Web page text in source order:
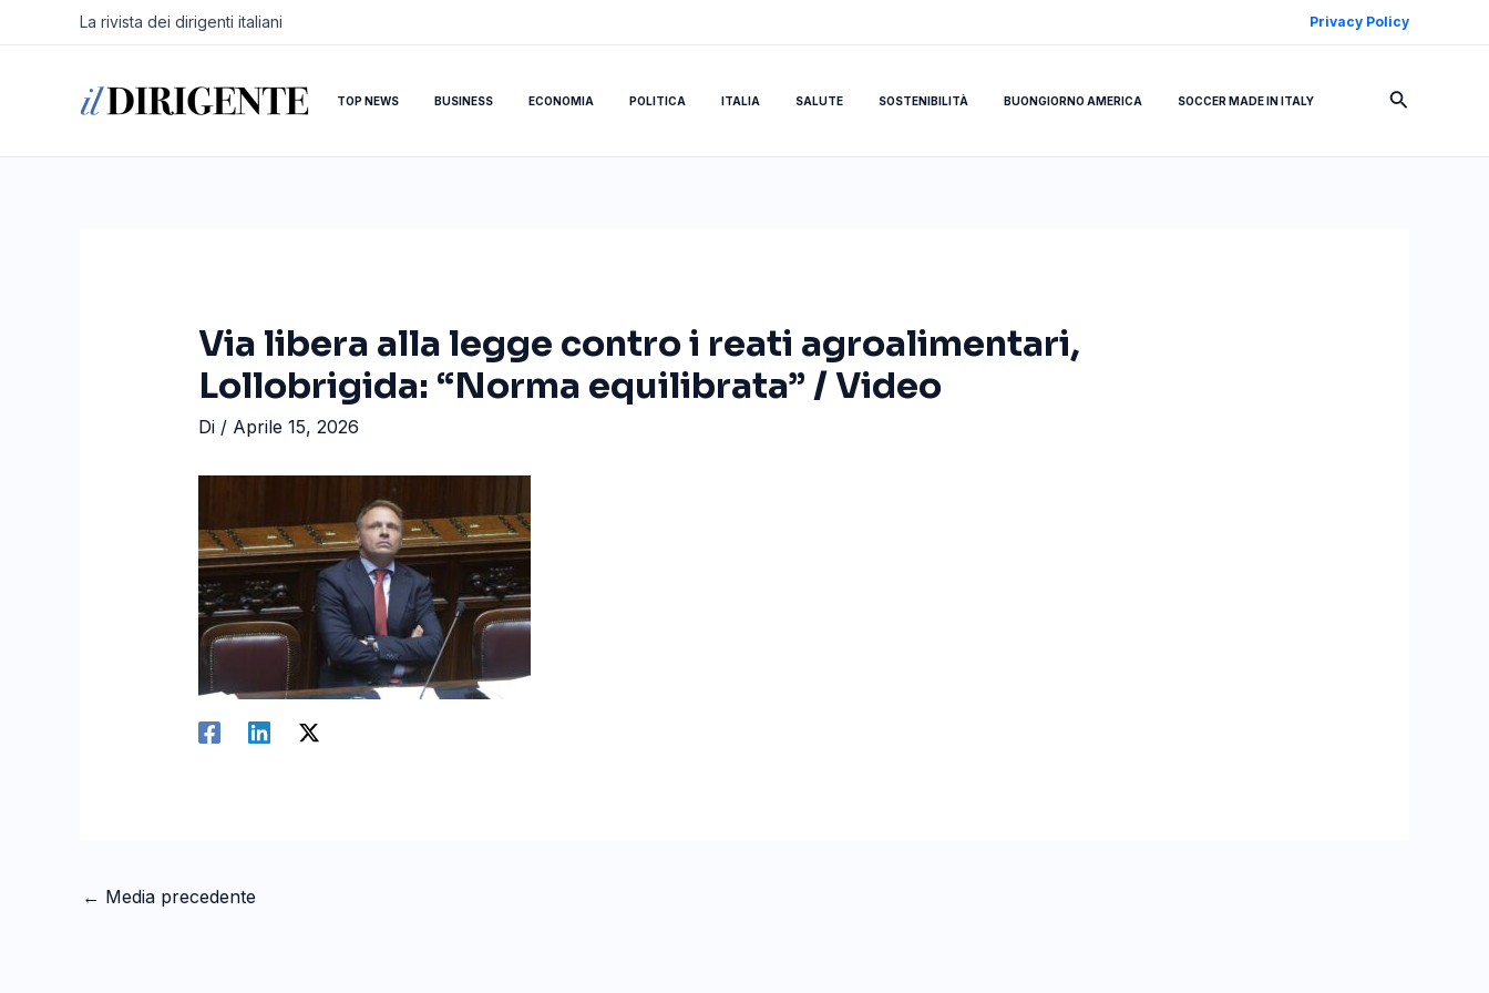
La rivista dei dirigenti italiani Privacy Policy
TOP NEWS BUSINESS ECONOMIA POLITICA ITALIA SALUTE SOSTENIBILITÀ BUONGIORNO AMERICA SOCCER MADE IN ITALY Cerca
Via libera alla legge contro i reati agroalimentari,
Lollobrigida: “Norma equilibrata” / Video
Di / Aprile 15, 2026
Navigazione
← Media precedente